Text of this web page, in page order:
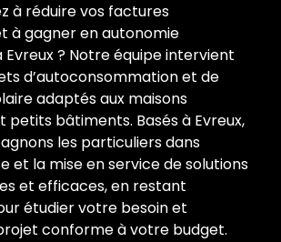
à réduire vos factures
à gagner en autonomie
? Notre équipe intervient
d’autoconsommation et de
adaptés aux maisons
petits bâtiments. Basés à Evreux,
les particuliers dans
et la mise en service de solutions
et efficaces, en restant
étudier votre besoin et
conforme à votre budget.